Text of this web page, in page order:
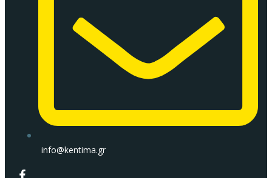
info@kentima.gr